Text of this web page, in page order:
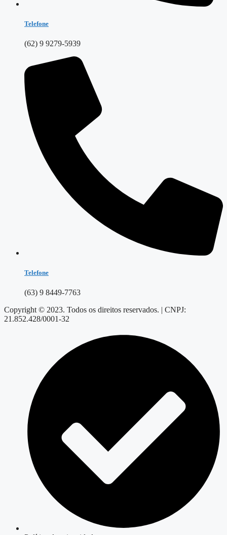
Telefone
(62) 9 9279-5939
Telefone
(63) 9 8449-7763
Copyright © 2023. Todos os direitos reservados. | CNPJ:
21.852.428/0001-32